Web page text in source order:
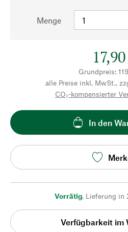
Menge
Grundpreis:
alle Preise inkl. MwSt.,
CO₂-kompensierter
In den
Vorrätig, Lieferung in
Verfügbarkeit im